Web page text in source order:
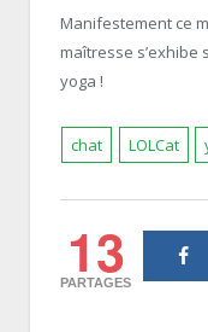
Manifestement ce
maîtresse
yoga !
chat LOLCat
13
PARTAGES